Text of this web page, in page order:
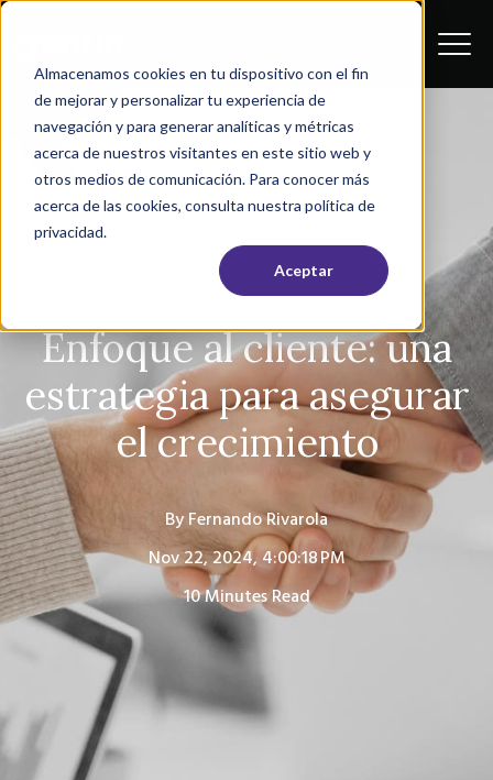
Almacenamos cookies en tu dispositivo con el fin
de mejorar y personalizar tu experiencia de
navegación y para generar analíticas y métricas
acerca de nuestros visitantes en este sitio web y
otros medios de comunicación. Para conocer más
acerca de las cookies, consulta nuestra política de
privacidad.
Aceptar
Enfoque al cliente: una
estrategia para asegurar
el crecimiento
ByFernando Rivarola
Nov 22, 2024, 4:00:18 PM
10 Minutes Read